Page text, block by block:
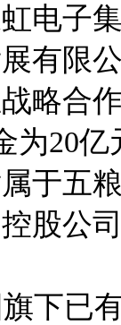
电子
有限
略合
20亿
于五
股公
下已